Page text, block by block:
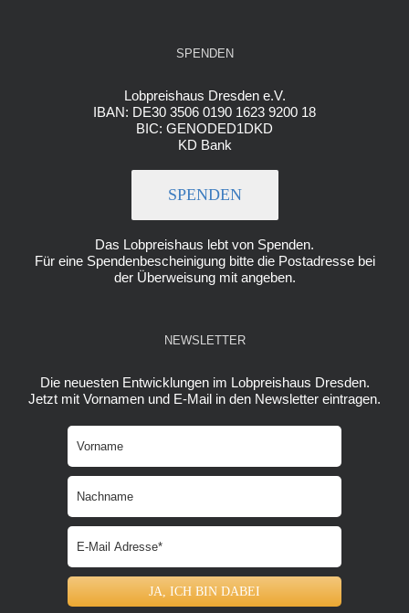
SPENDEN
Lobpreishaus Dresden e.V.
IBAN: DE30 3506 0190 1623 9200 18
BIC: GENODED1DKD
KD Bank
SPENDEN
Das Lobpreishaus lebt von Spenden.
Für eine Spendenbescheinigung bitte die Postadresse bei
der Überweisung mit angeben.
NEWSLETTER
Die neuesten Entwicklungen im Lobpreishaus Dresden.
Jetzt mit Vornamen und E-Mail in den Newsletter eintragen.